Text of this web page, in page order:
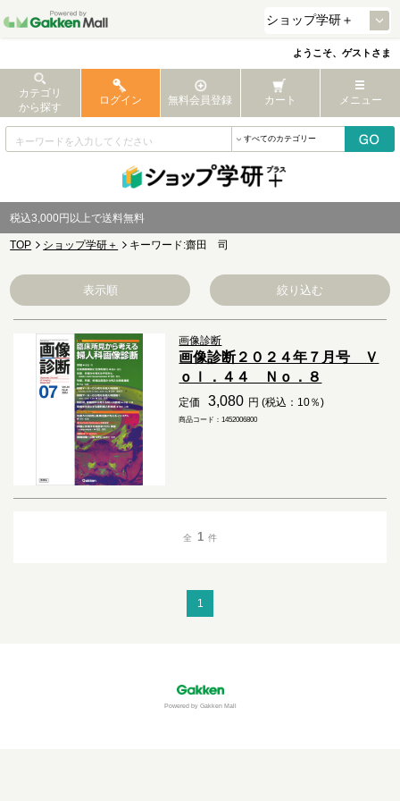
ようこそ、ゲストさま
カテゴリ
から探す
ログイン 無料会員登録 カート メニュー
税込3,000円以上で送料無料
TOP ショップ学研＋ キーワード:齋田 司
表示順 絞り込む
画像診断
画像診断２０２４年７月号 Ｖ
ｏｌ．４４ Ｎｏ．８
定価 3,080 円 (税込：10％)
商品コード：1452006800
全 1 件
1
Powered by Gakken Mall